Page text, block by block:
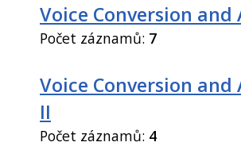
Voice Conversion
Počet záznamů: 7
Voice Conversion
II
Počet záznamů: 4